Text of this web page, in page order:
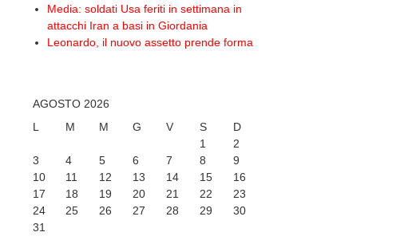
Media: soldati Usa feriti in settimana in
attacchi Iran a basi in Giordania
Leonardo, il nuovo assetto prende forma
AGOSTO 2026
L
M M G V S
D
1
2
3
4 5 6 7 8
9
10
11 12 13 14 15
16
17
18 19 20 21 22
23
24
25 26 27 28 29
30
31